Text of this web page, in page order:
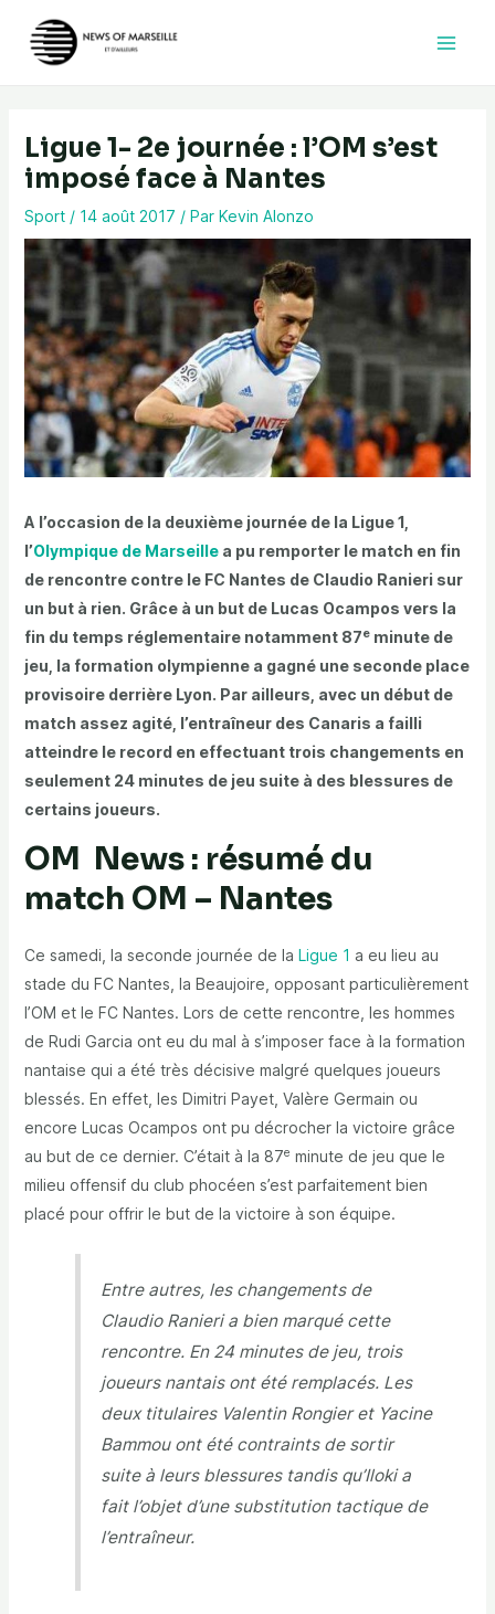
contenu
Ligue 1- 2e journée : l’OM s’est
imposé face à Nantes
Sport/ 14 août 2017 / Par Kevin Alonzo
A l’occasion de la deuxième journée de la Ligue 1,
l’Olympique de Marseillea pu remporter le match en fin
de rencontre contre le FC Nantes de Claudio Ranieri sur
un but à rien. Grâce à un but de Lucas Ocampos vers la
fin du temps réglementaire notamment 87eminute de
jeu, la formation olympienne a gagné une seconde place
provisoire derrière Lyon. Par ailleurs, avec un début de
match assez agité, l’entraîneur des Canaris a failli
atteindre le record en effectuant trois changements en
seulement 24 minutes de jeu suite à des blessures de
certains joueurs.
OM News : résumé du
match OM – Nantes
Ce samedi, la seconde journée de la Ligue 1 a eu lieu au
stade du FC Nantes, la Beaujoire, opposant particulièrement
l’OM et le FC Nantes. Lors de cette rencontre, les hommes
de Rudi Garcia ont eu du mal à s’imposer face à la formation
nantaise qui a été très décisive malgré quelques joueurs
blessés. En effet, les Dimitri Payet, Valère Germain ou
encore Lucas Ocampos ont pu décrocher la victoire grâce
au but de ce dernier. C’était à la 87e minute de jeu que le
milieu offensif du club phocéen s’est parfaitement bien
placé pour offrir le but de la victoire à son équipe.
Entre autres, les changements de
Claudio Ranieri a bien marqué cette
rencontre. En 24 minutes de jeu, trois
joueurs nantais ont été remplacés. Les
deux titulaires Valentin Rongier et Yacine
Bammou ont été contraints de sortir
suite à leurs blessures tandis qu’Iloki a
fait l’objet d’une substitution tactique de
l’entraîneur.